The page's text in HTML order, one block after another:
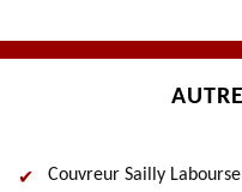
Couvreur Sailly